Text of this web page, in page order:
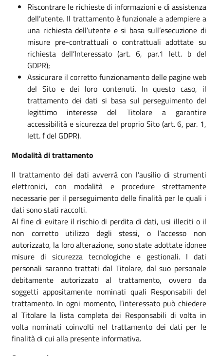
Riscontrare le richieste di informazioni e di assistenza
dell’utente. Il trattamento è funzionale a adempiere a
una richiesta dell’utente e si basa sull’esecuzione di
misure pre-contrattuali o contrattuali adottate su
richiesta dell’Interessato (art. 6, par.1 lett. b del
GDPR);
Assicurare il corretto funzionamento delle pagine web
del Sito e dei loro contenuti. In questo caso, il
trattamento dei dati si basa sul perseguimento del
legittimo interesse del Titolare a garantire
accessibilità e sicurezza del proprio Sito (art. 6, par. 1,
lett. f del GDPR).
Modalità di trattamento
Il trattamento dei dati avverrà con l’ausilio di strumenti
elettronici, con modalità e procedure strettamente
necessarie per il perseguimento delle finalità per le quali i
dati sono stati raccolti.
Al fine di evitare il rischio di perdita di dati, usi illeciti o il
non corretto utilizzo degli stessi, o l’accesso non
autorizzato, la loro alterazione, sono state adottate idonee
misure di sicurezza tecnologiche e gestionali. I dati
personali saranno trattati dal Titolare, dal suo personale
debitamente autorizzato al trattamento, ovvero da
soggetti appositamente nominati quali Responsabili del
trattamento. In ogni momento, l’interessato può chiedere
al Titolare la lista completa dei Responsabili di volta in
volta nominati coinvolti nel trattamento dei dati per le
finalità di cui alla presente informativa.